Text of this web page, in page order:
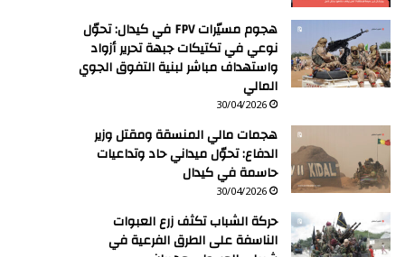
هجوم مسيّرات FPV في كيدال: تحوّل
نوعي في تكتيكات جبهة تحرير أزواد
واستهداف مباشر لبنية التفوق الجوي
المالي
30/04/2026
هجمات مالي المنسقة ومقتل وزير
الدفاع: تحوّل ميداني حاد وتداعيات
حاسمة في كيدال
30/04/2026
حركة الشباب تكثف زرع العبوات
الناسفة على الطرق الفرعية في